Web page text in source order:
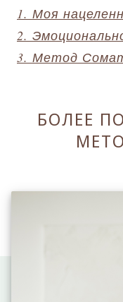
1. Моя
2.
3. Метод
БОЛЕЕ